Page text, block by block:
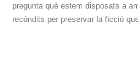
pregunta què estem disposats a
recòndits per preservar la ficció